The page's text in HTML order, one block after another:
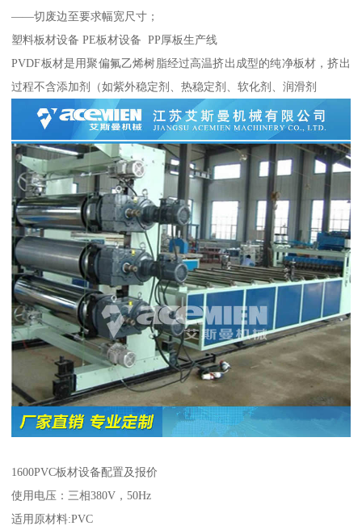
——切废边至要求幅宽尺寸；
塑料板材设备 PE板材设备 PP厚板生产线
PVDF板材是用聚偏氟乙烯树脂经过高温挤出成型的纯净板材，挤出
过程不含添加剂（如紫外稳定剂、热稳定剂、软化剂、润滑剂
1600PVC板材设备配置及报价
使用电压：三相380V，50Hz
适用原材料:PVC